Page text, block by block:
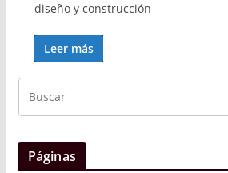
diseño y construcción
Leer más
Páginas